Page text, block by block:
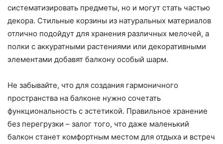
систематизировать предметы, но и могут стать частью
декора. Стильные корзины из натуральных материалов
отлично подойдут для хранения различных мелочей, а
полки с аккуратными растениями или декоративными
элементами добавят балкону особый шарм.
Не забывайте, что для создания гармоничного
пространства на балконе нужно сочетать
функциональность с эстетикой. Правильное хранение
без перегрузки – залог того, что даже маленький
балкон станет комфортным местом для отдыха и встреч